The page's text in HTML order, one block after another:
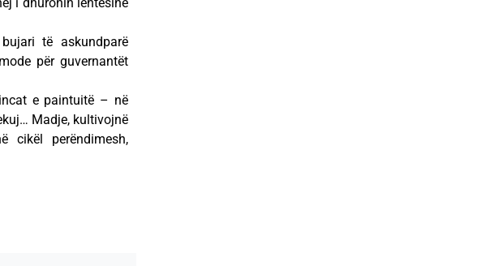
të askundparë
për guvernantët
e paintuitë – në
Madje, kultivojnë
cikël perëndimesh,